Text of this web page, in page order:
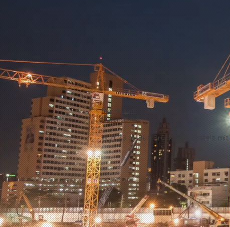
Impressum
Datenschutz
© 2023 byBus-Brücke.de - Erstellt mit